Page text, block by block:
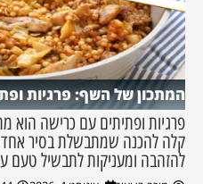
המתכון של השף: פרגיות
פרגיות ופתיתים עם כרישה הוא
קלה להכנה שמתבשלת בסיר
להזהבה ומעניקות לתבשיל טעם